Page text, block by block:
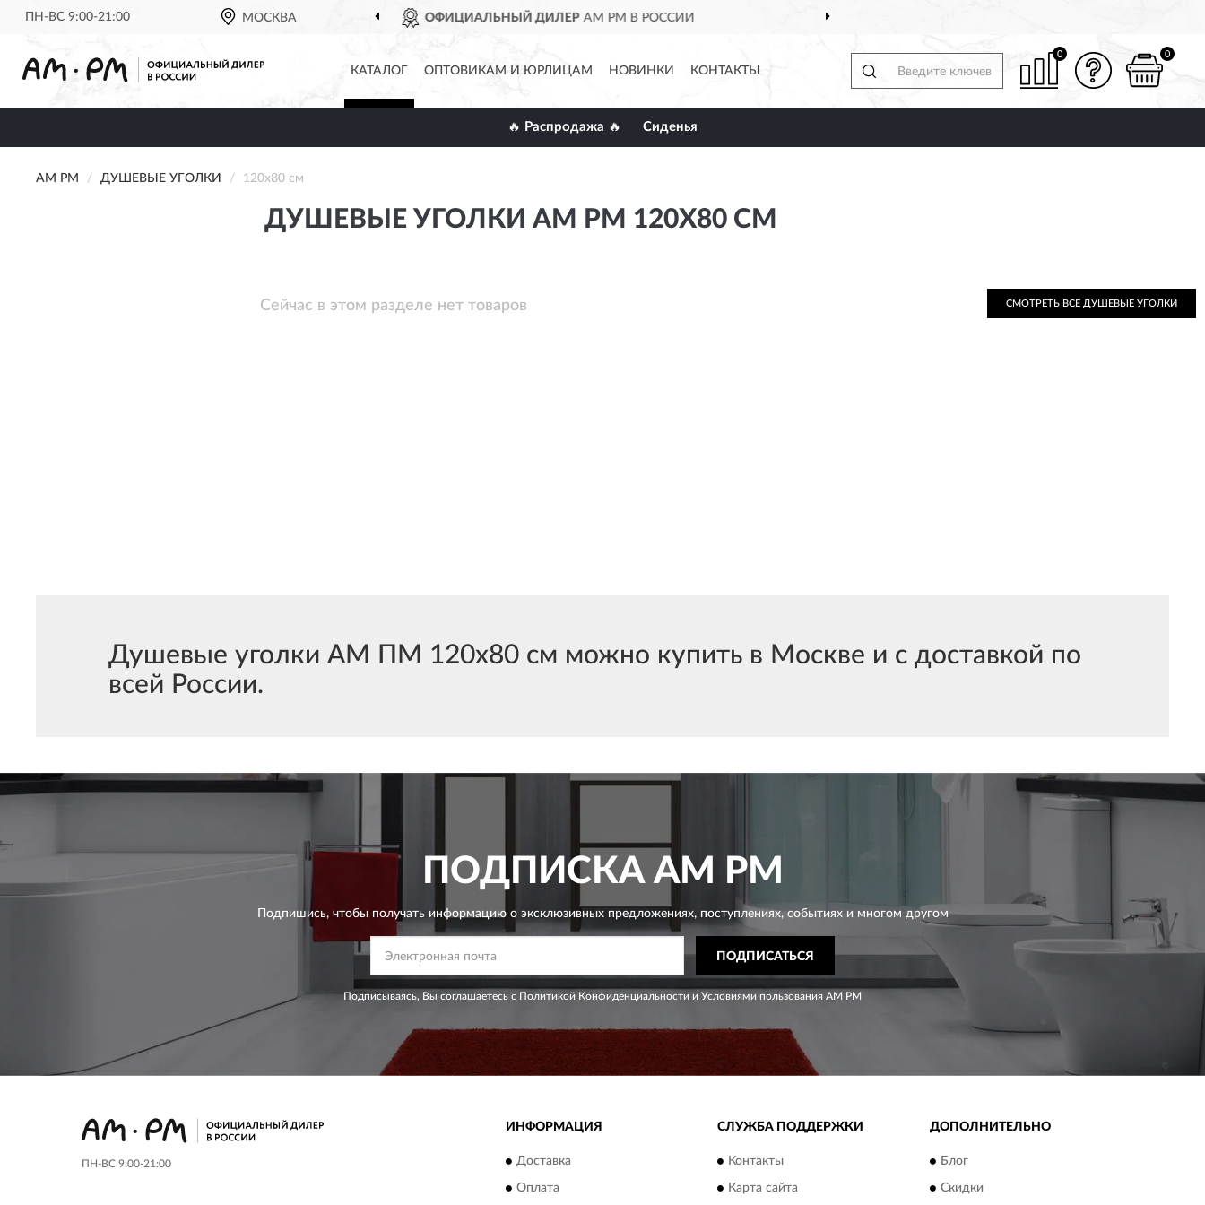
ПН-ВС 9:00-21:00 МОСКВА ОФИЦИАЛЬНЫЙ ДИЛЕРAM PM В РОССИИ ДОСТАВИМ
КАТАЛОГ ОПТОВИКАМ И ЮРЛИЦАМ НОВИНКИ КОНТАКТЫ
0 0
🔥 Распродажа 🔥 Сиденья
AM PM ДУШЕВЫЕ УГОЛКИ 120х80 см
ДУШЕВЫЕ УГОЛКИ AM PM 120Х80 СМ
Сейчас в этом разделе нет товаров СМОТРЕТЬ ВСЕ ДУШЕВЫЕ УГОЛКИ
Душевые уголки АМ ПМ 120х80 см можно купить в Москве и с доставкой по
всей России.
ПОДПИСКАAM PM
Подпишись, чтобы получать информацию о эксклюзивных предложениях,поступлениях, событиях и многом другом
ПОДПИСАТЬСЯ
Подписываясь, Вы соглашаетесь с Политикой Конфиденциальности и Условиями пользования AM PM
ПН-ВС 9:00-21:00
ИНФОРМАЦИЯ
Доставка
Оплата
СЛУЖБА ПОДДЕРЖКИ
Контакты
Карта сайта
ДОПОЛНИТЕЛЬНО
Блог
Скидки